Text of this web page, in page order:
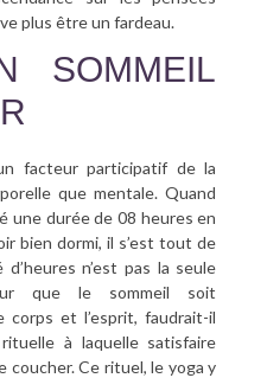
plus être un fardeau.
SOMMEIL
facteur participatif de la
que mentale. Quand
une durée de 08 heures en
bien dormi, il s’est tout de
n’est pas la seule
que le sommeil soit
et l’esprit, faudrait-il
à laquelle satisfaire
coucher. Ce rituel, le yoga y